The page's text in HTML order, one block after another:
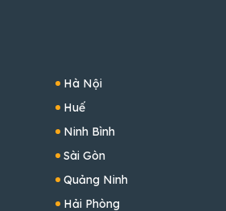
Hà Nội
Huế
Ninh Bình
Sài Gòn
Quảng Ninh
Hải Phòng